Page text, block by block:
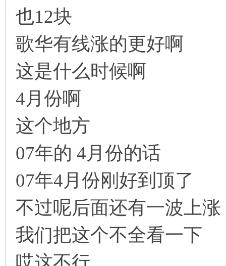
也12块
歌华有线涨的更好啊
这是什么时候啊
4月份啊
这个地方
07年的 4月份的话
07年4月份刚好到顶了
不过呢后面还有一波上涨
我们把这个不全看一下